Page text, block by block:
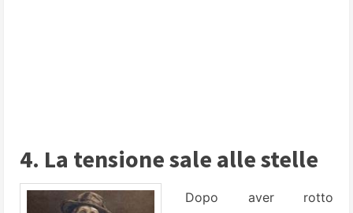
4. La tensione sale alle stelle
Dopo aver rotto